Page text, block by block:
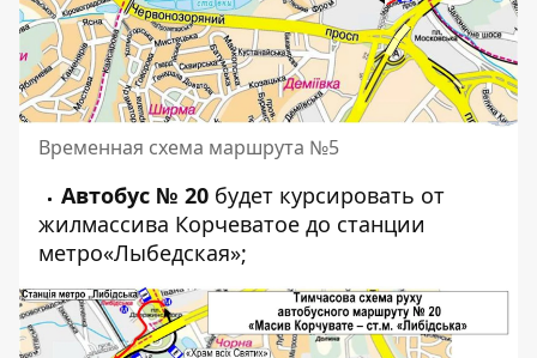
Временная схема маршрута №5
Автобус № 20 будет курсировать от
жилмассива Корчеватое до станции
метро«Лыбедская»;